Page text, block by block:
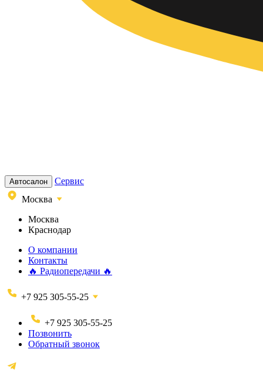
Автосалон
Сервис
Москва
Москва
Краснодар
О компании
Контакты
🔥 Радиопередачи 🔥
+7 925 305-55-25
+7 925 305-55-25
Позвонить
Обратный звонок